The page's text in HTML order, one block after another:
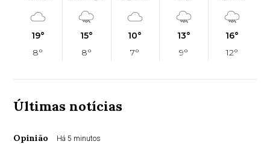
19°
8°
15°
8°
10°
7°
13°
9°
16°
12°
Últimas notícias
Opinião Há 5 minutos